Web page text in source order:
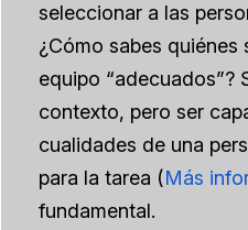
seleccionar a las
¿Cómo sabes
equipo “adecuados”?
contexto, pero ser
cualidades de una
para la tarea (Más
fundamental.